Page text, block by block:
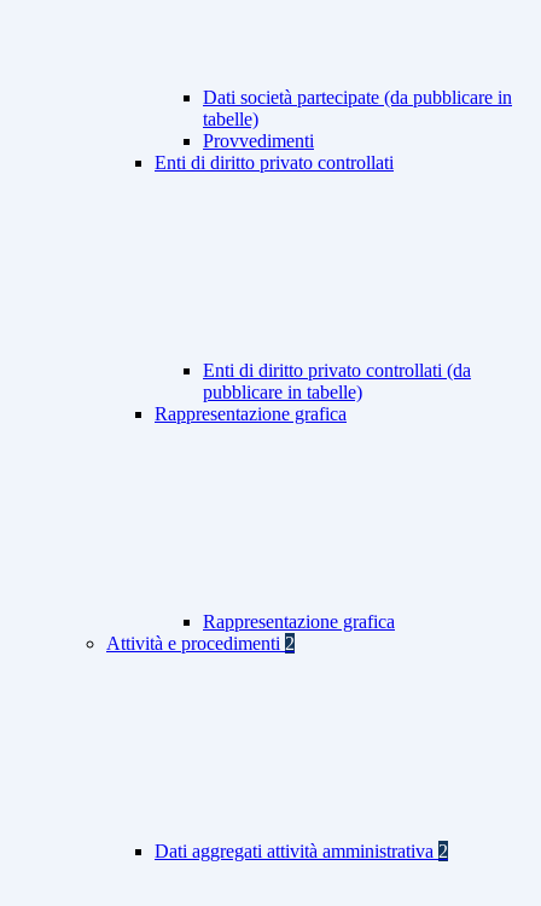
Dati società partecipate (da pubblicare in
tabelle)
Provvedimenti
Enti di diritto privato controllati
Enti di diritto privato controllati (da
pubblicare in tabelle)
Rappresentazione grafica
Rappresentazione grafica
Attività e procedimenti 2
Dati aggregati attività amministrativa 2